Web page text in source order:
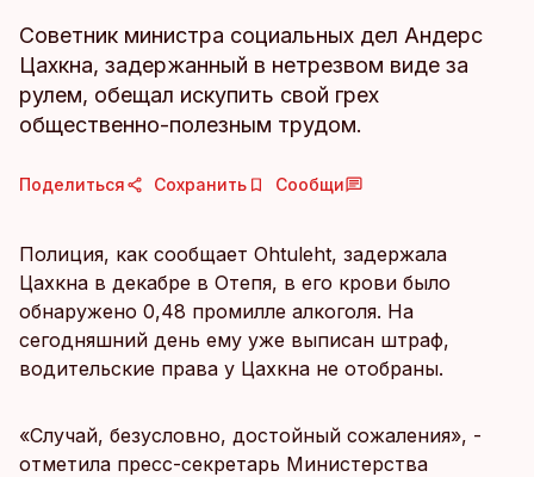
Советник министра социальных дел Андерс
Цахкна, задержанный в нетрезвом виде за
рулем, обещал искупить свой грех
общественно-полезным трудом.
Поделиться Сохранить Сообщи
Полиция, как сообщает Ohtuleht, задержала
Цахкна в декабре в Отепя, в его крови было
обнаружено 0,48 промилле алкоголя. На
сегодняшний день ему уже выписан штраф,
водительские права у Цахкна не отобраны.
«Случай, безусловно, достойный сожаления», -
отметила пресс-секретарь Министерства